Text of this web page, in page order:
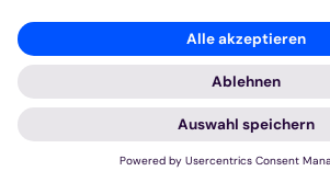
© Bistum Aachen
Impressum
Datenschutzerklärung